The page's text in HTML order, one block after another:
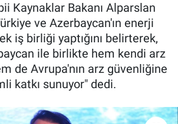
Kaynaklar Bakanı Alparslan
ve Azerbaycan'ın enerji
iş birliği yaptığını belirterek,
ile birlikte hem kendi arz
de Avrupa'nın arz güvenliğine
katkı sunuyor" dedi.